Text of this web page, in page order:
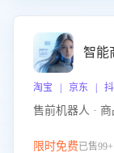
智能
淘宝 | 京东 |
售前机器人 ·
限时免费已售99+